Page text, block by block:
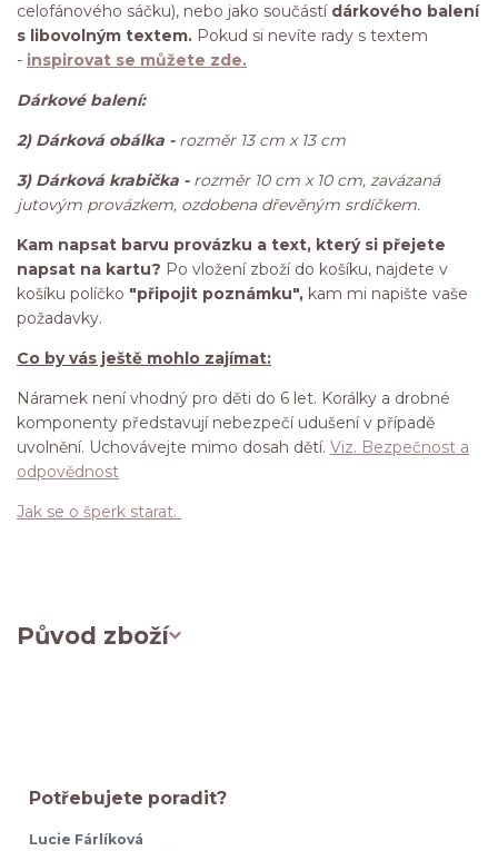
celofánového sáčku), nebo jako součástí dárkového balení
s libovolným textem. Pokud si nevíte rady s textem
- inspirovat se můžete zde.
Dárkové balení:
2) Dárková obálka -rozměr 13 cm x 13 cm
3) Dárková krabička - rozměr 10 cm x 10 cm, zavázaná
jutovým provázkem, ozdobena dřevěným srdíčkem.
Kam napsat barvu provázku a text, který si přejete
napsat na kartu? Po vložení zboží do košíku, najdete v
košíku políčko "připojit poznámku", kam mi napište vaše
požadavky.
Co by vás ještě mohlo zajímat:
Náramek není vhodný pro děti do 6 let. Korálky a drobné
komponenty představují nebezpečí udušení v případě
uvolnění. Uchovávejte mimo dosah dětí. Viz. Bezpečnost a
odpovědnost
Jak se o šperk starat.
Původ zboží
Potřebujete poradit?
Lucie Fárlíková